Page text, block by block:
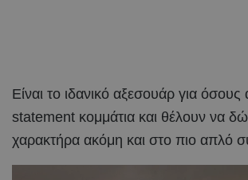
Είναι το ιδανικό αξεσουάρ για
statement κομμάτια και θέλουν να
χαρακτήρα ακόμη και στο πιο απλό